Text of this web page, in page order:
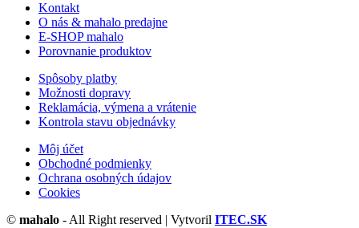
Kontakt
O nás & mahalo predajne
E-SHOP mahalo
Porovnanie produktov
Spôsoby platby
Možnosti dopravy
Reklamácia, výmena a vrátenie
Kontrola stavu objednávky
Môj účet
Obchodné podmienky
Ochrana osobných údajov
Cookies
© mahalo - All Right reserved | Vytvoril ITEC.SK